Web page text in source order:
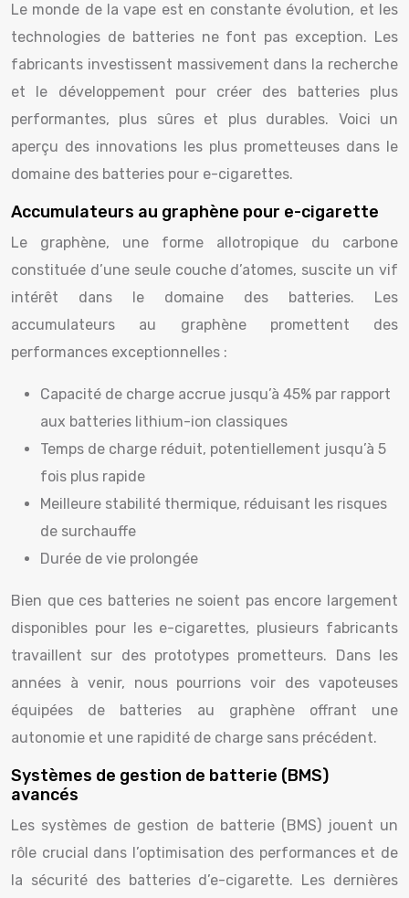
Le monde de la vape est en constante évolution, et les
technologies de batteries ne font pas exception. Les
fabricants investissent massivement dans la recherche
et le développement pour créer des batteries plus
performantes, plus sûres et plus durables. Voici un
aperçu des innovations les plus prometteuses dans le
domaine des batteries pour e-cigarettes.
Accumulateurs au graphène pour e-cigarette
Le graphène, une forme allotropique du carbone
constituée d’une seule couche d’atomes, suscite un vif
intérêt dans le domaine des batteries. Les
accumulateurs au graphène promettent des
performances exceptionnelles :
Capacité de charge accrue jusqu’à 45% par rapport
aux batteries lithium-ion classiques
Temps de charge réduit, potentiellement jusqu’à 5
fois plus rapide
Meilleure stabilité thermique, réduisant les risques
de surchauffe
Durée de vie prolongée
Bien que ces batteries ne soient pas encore largement
disponibles pour les e-cigarettes, plusieurs fabricants
travaillent sur des prototypes prometteurs. Dans les
années à venir, nous pourrions voir des vapoteuses
équipées de batteries au graphène offrant une
autonomie et une rapidité de charge sans précédent.
Systèmes de gestion de batterie (BMS)
avancés
Les systèmes de gestion de batterie (BMS) jouent un
rôle crucial dans l’optimisation des performances et de
la sécurité des batteries d’e-cigarette. Les dernières